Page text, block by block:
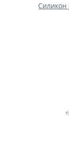
Силикон